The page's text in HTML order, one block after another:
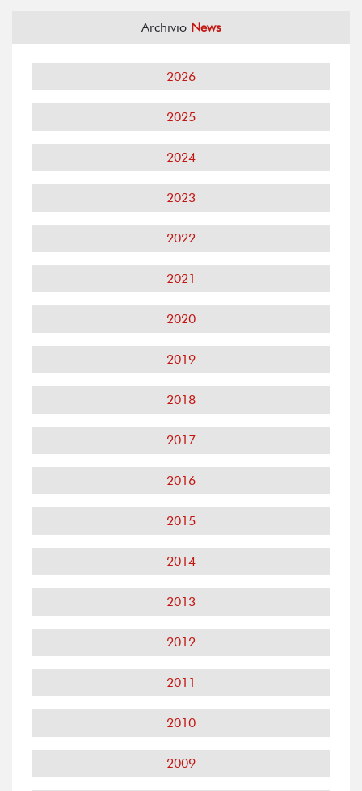
Archivio News
2026
2025
2024
2023
2022
2021
2020
2019
2018
2017
2016
2015
2014
2013
2012
2011
2010
2009